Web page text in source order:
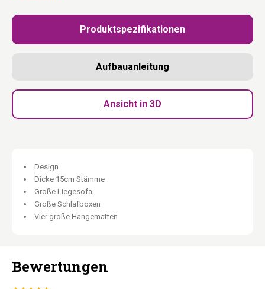
Vier Hängematten:Immer ein freier Platz, auch in den vollen
Momenten.
auf zwei Metern.
Produktspezifikationen
Aufbauanleitung
Ansicht in 3D
Design
Dicke 15cm Stämme
Große Liegesofa
Große Schlafboxen
Vier große Hängematten
Bewertungen